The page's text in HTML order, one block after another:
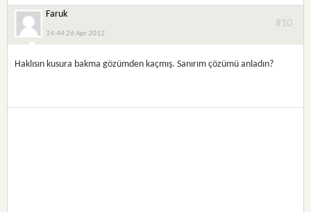
Faruk
14:44 26 Apr 2012
#10
Haklısın kusura bakma gözümden kaçmış. Sanırım çözümü anladın?